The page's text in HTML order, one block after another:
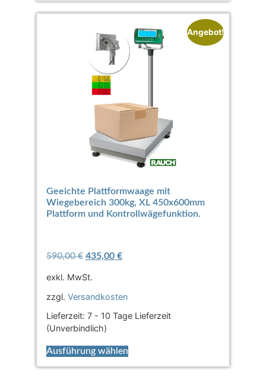
Angebot!
Geeichte Plattformwaage mit
Wiegebereich 300kg, XL 450x600mm
Plattform und Kontrollwägefunktion.
590,00€ 435,00 €
exkl. MwSt.
zzgl. Versandkosten
Lieferzeit: 7 - 10 Tage Lieferzeit
(Unverbindlich)
Ausführung wählen